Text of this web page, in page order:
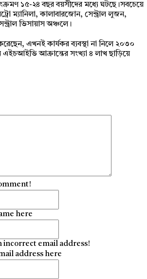
১৫-২৪ বছর বয়সীদের মধ্যে ঘটছে।সবচেয়ে
ম্যানিলা, কালাবারজোন, সেন্ট্রাল লুজন,
ভিসায়াস অঞ্চলে।
করেছেন, এখনই কার্যকর ব্যবস্থা না নিলে ২০৩০
এইচআইভি আক্রান্তের সংখ্যা ৪ লাখ ছাড়িয়ে
here
incorrect email address!
address here